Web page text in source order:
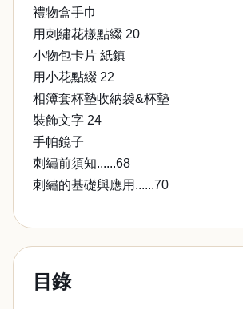
禮物盒手巾
用刺繡花樣點綴 20
小物包卡片 紙鎮
用小花點綴 22
相簿套杯墊收納袋&杯墊
裝飾文字 24
手帕鏡子
刺繡前須知......68
刺繡的基礎與應用......70
目錄